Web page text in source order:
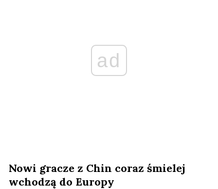
ad
Nowi gracze z Chin coraz śmielej
wchodzą do Europy